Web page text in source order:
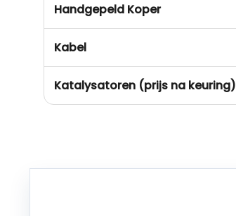
Handgepeld Koper
Kabel
Katalysatoren (prijs na keuring)